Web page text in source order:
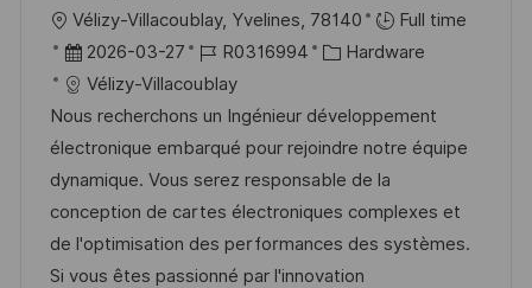
n
g
f
f
t
O
r
t
Vélizy-Villacoublay, Yvelines, 78140
Full time
D
a
t
u
m
d
e
r
2026-03-27
J
o
b
-
I
D
R0316994
K
t
e
g
o
r
i
Hardware
Vélizy-Villacoublay
Nous recherchons un Ingénieur développement
électronique embarqué pour rejoindre notre équipe
dynamique. Vous serez responsable de la
conception de cartes électroniques complexes et
de l'optimisation des performances des systèmes.
Si vous êtes passionné par l'innovation